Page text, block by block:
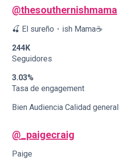
@thesouthernishmama
🍒 El sureño・ish Mama☕️
244K
Seguidores
3.03%
Tasa de engagement
Bien Audiencia Calidad general
@_paigecraig
Paige